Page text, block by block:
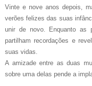
Vinte e nove anos depois,
verões felizes das suas
unir de novo. Enquanto as
partilham recordações e
suas vidas.
A amizade entre as duas
sobre uma delas pende a